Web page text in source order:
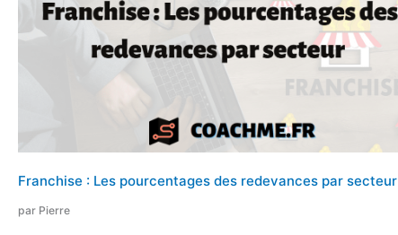
Franchise : Les pourcentages des redevances par secteur
par Pierre